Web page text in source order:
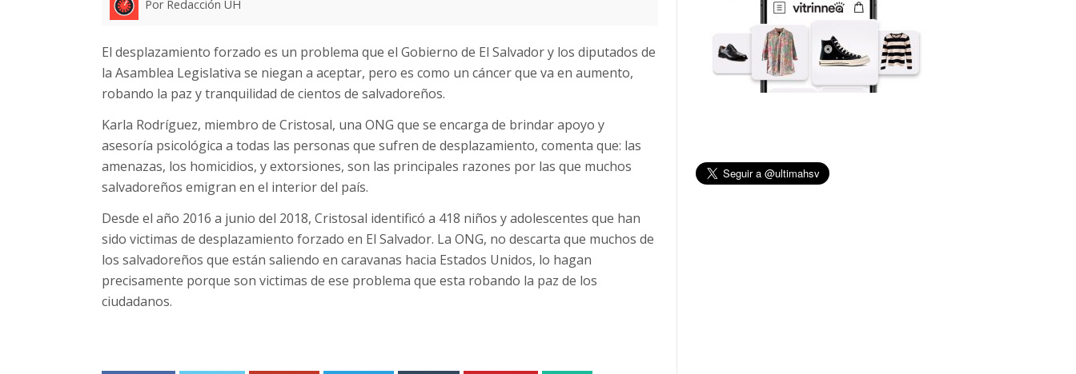
Por Redacción UH
El desplazamiento forzado es un problema que el Gobierno de El Salvador y los diputados de
la Asamblea Legislativa se niegan a aceptar, pero es como un cáncer que va en aumento,
robando la paz y tranquilidad de cientos de salvadoreños.
Karla Rodríguez, miembro de Cristosal, una ONG que se encarga de brindar apoyo y
asesoría psicológica a todas las personas que sufren de desplazamiento, comenta que: las
amenazas, los homicidios, y extorsiones, son las principales razones por las que muchos
salvadoreños emigran en el interior del país.
Desde el año 2016 a junio del 2018, Cristosal identificó a 418 niños y adolescentes que han
sido victimas de desplazamiento forzado en El Salvador. La ONG, no descarta que muchos de
los salvadoreños que están saliendo en caravanas hacia Estados Unidos, lo hagan
precisamente porque son victimas de ese problema que esta robando la paz de los
ciudadanos.